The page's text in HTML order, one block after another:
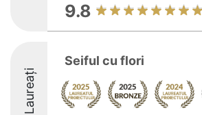
9.8
Laureați
Seiful cu flori